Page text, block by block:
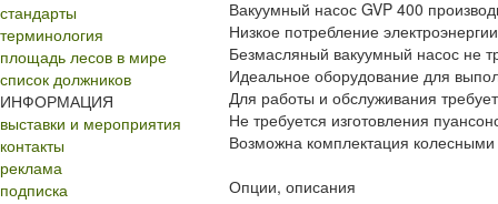
стандарты
терминология
площадь лесов в мире
список должников
ИНФОРМАЦИЯ
выставки и мероприятия
контакты
реклама
подписка
Вакуумный насос GVP 400
Низкое потребление
Безмасляный вакуумный насос не
Идеальное оборудование для
Для работы и обслуживания
Не требуется изготовления
Возможна комплектация
Опции, описания